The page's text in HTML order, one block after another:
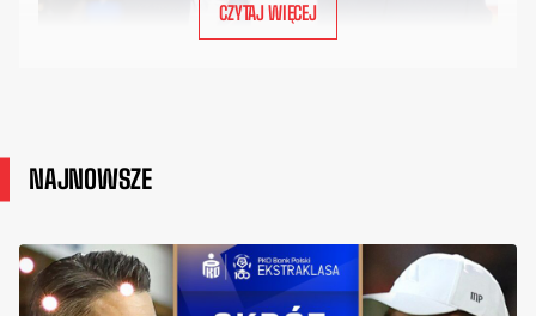
CZYTAJ WIĘCEJ
NAJNOWSZE